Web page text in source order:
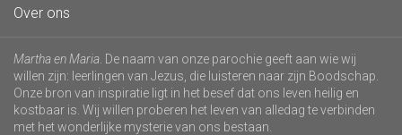
Over ons
Martha en Maria . De naam van onze parochie geeft aan wie wij
willen zijn: leerlingen van Jezus, die luisteren naar zijn Boodschap.
Onze bron van inspiratie ligt in het besef dat ons leven heilig en
kostbaar is. Wij willen proberen het leven van alledag te verbinden
met het wonderlijke mysterie van ons bestaan.